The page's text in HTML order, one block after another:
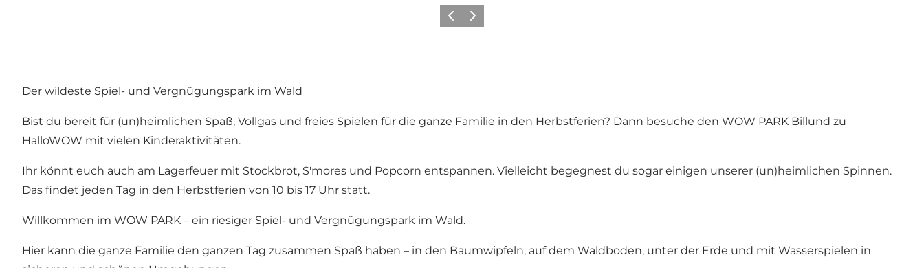
Vorherige Folie
Nächste Folie
Der wildeste Spiel- und Vergnügungspark im Wald
Bist du bereit für (un)heimlichen Spaß, Vollgas und freies Spielen für die ganze Familie in den Herbstferien? Dann besuche den WOW PARK Billund zu
HalloWOW mit vielen Kinderaktivitäten.
Ihr könnt euch auch am Lagerfeuer mit Stockbrot, S'mores und Popcorn entspannen. Vielleicht begegnest du sogar einigen unserer (un)heimlichen Spinnen.
Das findet jeden Tag in den Herbstferien von 10 bis 17 Uhr statt.
Willkommen im WOW PARK – ein riesiger Spiel- und Vergnügungspark im Wald.
Hier kann die ganze Familie den ganzen Tag zusammen Spaß haben – in den Baumwipfeln, auf dem Waldboden, unter der Erde und mit Wasserspielen in